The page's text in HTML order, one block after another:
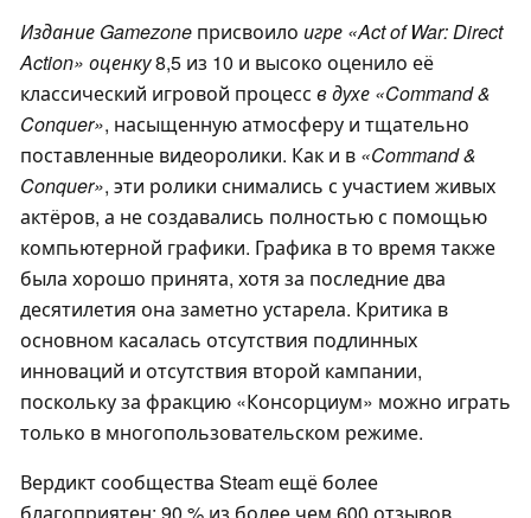
Издание Gamezone присвоило игре «Act of War: Direct
Action» оценку8,5 из 10 и высоко оценило её
классический игровой процесс в духе «Command &
Conquer», насыщенную атмосферу и тщательно
поставленные видеоролики. Как и в «Command &
Conquer», эти ролики снимались с участием живых
актёров, а не создавались полностью с помощью
компьютерной графики. Графика в то время также
была хорошо принята, хотя за последние два
десятилетия она заметно устарела. Критика в
основном касалась отсутствия подлинных
инноваций и отсутствия второй кампании,
поскольку за фракцию «Консорциум» можно играть
только в многопользовательском режиме.
Вердикт сообщества Steam ещё более